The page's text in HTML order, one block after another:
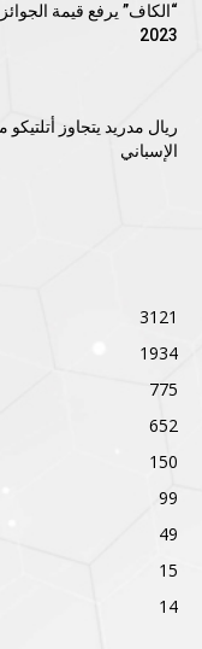
“الكاف” يرفع قيمة
2023
ريال مدريد يتجاوز أتلتيكو
الإسباني
3121
1934
775
652
150
99
49
15
14